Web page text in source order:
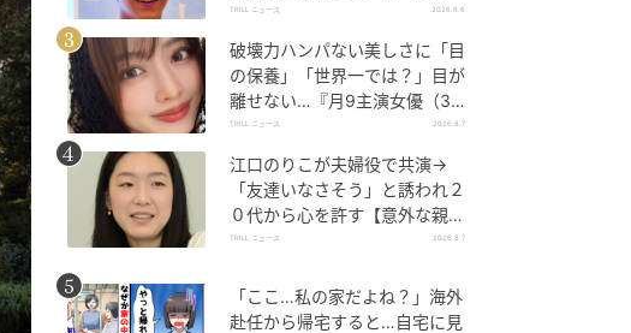
恥』で異彩放った【国宝級イケ
TRILL ニュース 2026.8.6
破壊力ハンパない美しさに「目
の保養」「世界一では？」目が
離せない…『月9主演女優（34
歳）』“極上”美ショットがすご
TRILL ニュース 2026.8.7
江口のりこが夫婦役で共演→
「友達いなさそう」と誘われ２
０代から心を許す【意外な親友
芸人】とは？
TRILL ニュース 2026.8.7
「ここ…私の家だよね？」海外
赴任から帰宅すると…自宅に見